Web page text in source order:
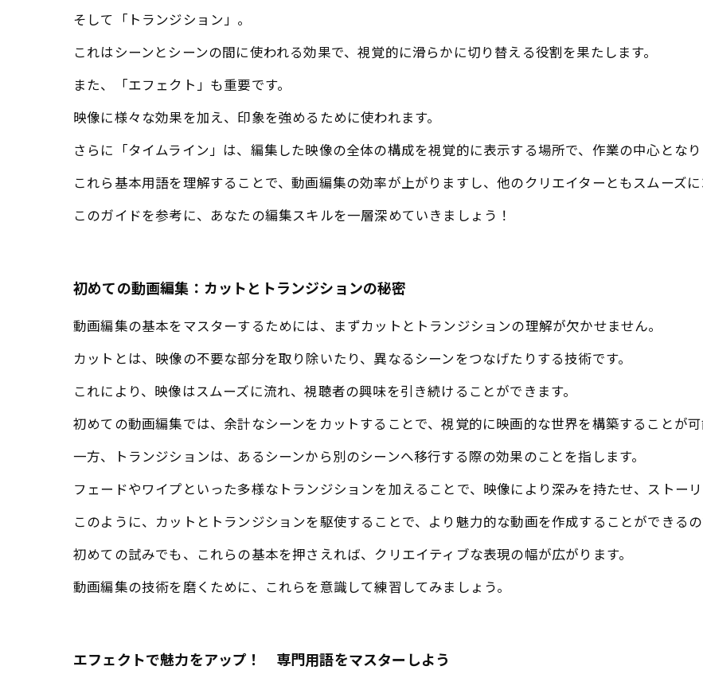
そして「トランジション」。
これはシーンとシーンの間に使われる効果で、視覚的に滑らかに切り替える役割を果たします。
また、「エフェクト」も重要です。
映像に様々な効果を加え、印象を強めるために使われます。
さらに「タイムライン」は、編集した映像の全体の構成を視覚的に表示する場所で、作業の中心となり
これら基本用語を理解することで、動画編集の効率が上がりますし、他のクリエイターともスムーズ
このガイドを参考に、あなたの編集スキルを一層深めていきましょう！
初めての動画編集：カットとトランジションの秘密
動画編集の基本をマスターするためには、まずカットとトランジションの理解が欠かせません。
カットとは、映像の不要な部分を取り除いたり、異なるシーンをつなげたりする技術です。
これにより、映像はスムーズに流れ、視聴者の興味を引き続けることができます。
初めての動画編集では、余計なシーンをカットすることで、視覚的に映画的な世界を構築することが可
一方、トランジションは、あるシーンから別のシーンへ移行する際の効果のことを指します。
フェードやワイプといった多様なトランジションを加えることで、映像により深みを持たせ、ストーリ
このように、カットとトランジションを駆使することで、より魅力的な動画を作成することができるの
初めての試みでも、これらの基本を押さえれば、クリエイティブな表現の幅が広がります。
動画編集の技術を磨くために、これらを意識して練習してみましょう。
エフェクトで魅力をアップ！ 専門用語をマスターしよう